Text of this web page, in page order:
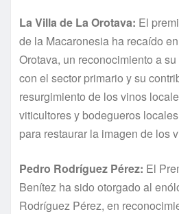
La Villa de La Orotava: El
de la Macaronesia ha recaído
Orotava, un reconocimiento a
con el sector primario y su
resurgimiento de los vinos
viticultores y bodegueros
para restaurar la imagen de los
Pedro Rodríguez Pérez: El
Benítez ha sido otorgado al
Rodríguez Pérez, en